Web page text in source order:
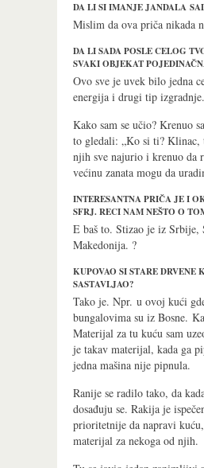
DA LI SI IMANJE JANDALA
Mislim da ova priča nikada
DA LI SADA POSLE CELOG
SVAKI OBJEKAT
Ovo sve je uvek bilo jedna
energija i drugi tip
Kako sam se učio? Krenuo
to gledali: „Ko si ti? Klinac,
njih sve najurio i krenuo da
većinu zanata mogu da
INTERESANTNA PRIČA JE I
SFRJ. RECI NAM NEŠTO O
E baš to. Stizao je iz
Makedonija. ?
KUPOVAO SI STARE
SASTAVLJAO?
Tako je. Npr. u ovoj kući
bungalovima su iz Bosne.
Materijal za tu kuću sam
je takav materijal, kada ga
jedna mašina nije pipnula.
Ranije se radilo tako, da
dosađuju se. Rakija je
prioritetnije da napravi
materijal za nekoga od njih.